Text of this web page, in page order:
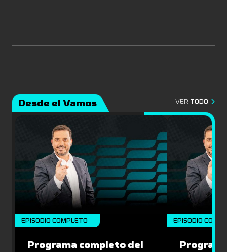
Desde el Vamos VER TODO
EPISODIO COMPLETO
Programa completo del
EPISODIO